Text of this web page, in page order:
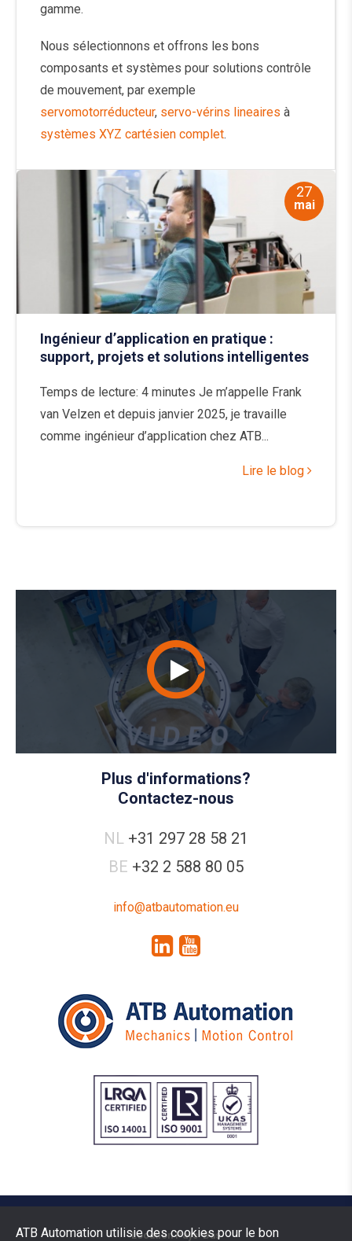
gamme.
Nous sélectionnons et offrons les bons
composants et systèmes pour solutions contrôle
de mouvement, par exemple
servomotorréducteur, servo-vérins lineaires à
systèmes XYZ cartésien complet.
27
mai
Ingénieur d’application en pratique :
support, projets et solutions intelligentes
Temps de lecture: 4 minutes Je m’appelle Frank
van Velzen et depuis janvier 2025, je travaille
comme ingénieur d’application chez ATB...
Lire le blog
Plus d'informations?
Contactez-nous
NL +31 297 28 58 21
BE +32 2 588 80 05
info@atbautomation.eu
Location Pays-Bas
ATB Automation utilisie des cookies pour le bon